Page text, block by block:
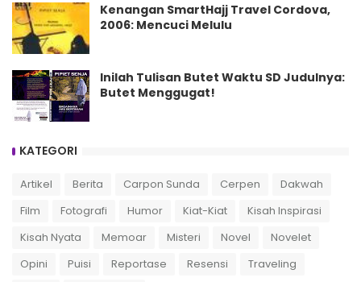
Kenangan SmartHajj Travel Cordova,
2006: Mencuci Melulu
Inilah Tulisan Butet Waktu SD Judulnya:
Butet Menggugat!
KATEGORI
Artikel Berita Carpon Sunda Cerpen
Dakwah
Film
Fotografi Humor Kiat-Kiat
Kisah Inspirasi
Kisah Nyata
Memoar Misteri Novel
Novelet
Opini
Puisi Reportase Resensi Traveling